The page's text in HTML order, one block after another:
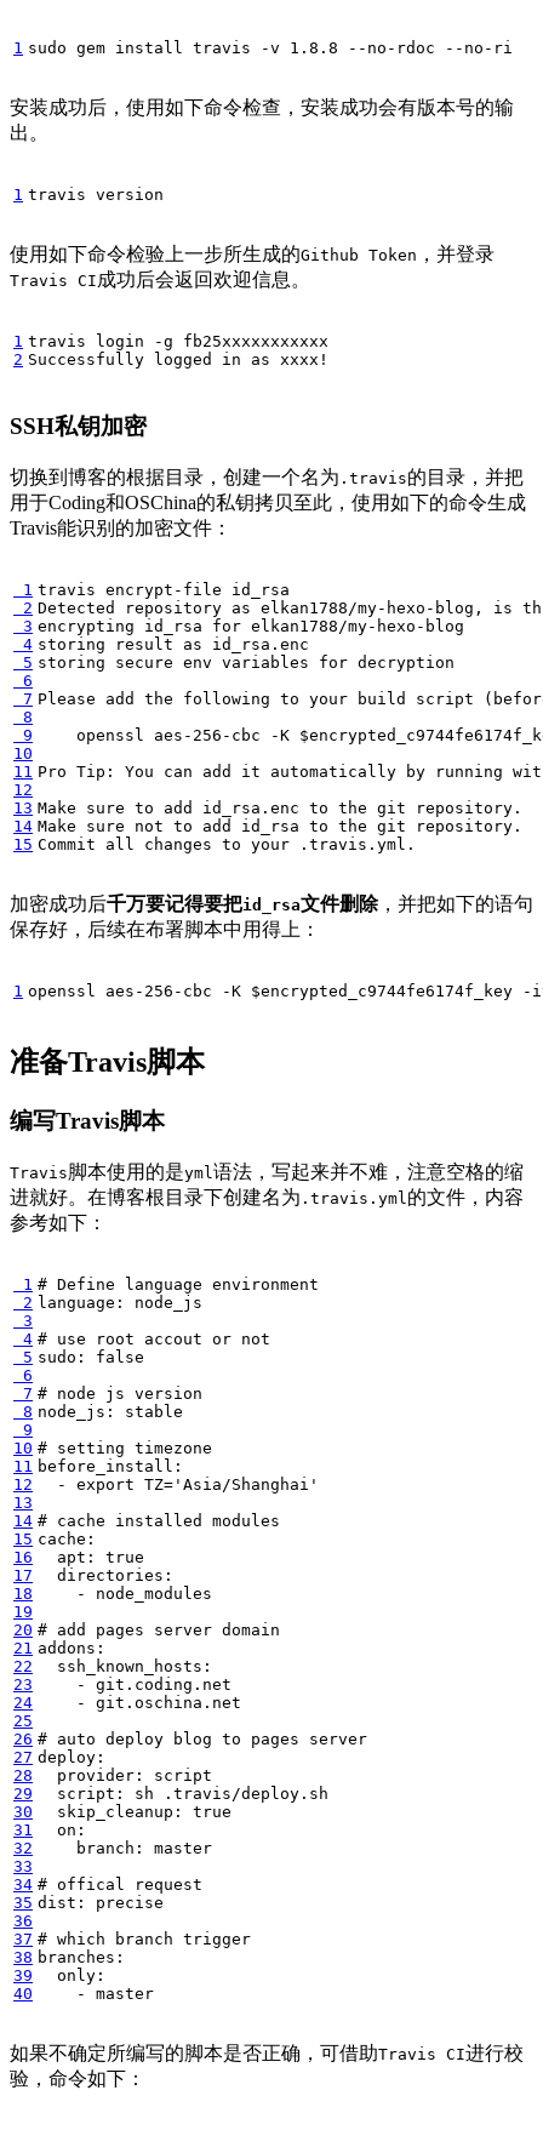
1 sudo gem install travis -v 1.8.8 --no-rdoc --no-ri
安装成功后，使用如下命令检查，安装成功会有版本号的输
出。
1 travis version
使用如下命令检验上一步所生成的Github Token ，并登录
Travis CI 成功后会返回欢迎信息。
1
2 Successfully logged in as xxxx!
SSH私钥加密
切换到博客的根据目录，创建一个名为 .travis的目录，并把
用于Coding和OSChina的私钥拷贝至此，使用如下的命令生成
Travis能识别的加密文件：
1
2
3
4
5
6
7
8
9
10
11
12
13
14
15
Detected repository as elkan1788/my-hexo-blog, is
encrypting id_rsa for
storing secure env variables for
Please add the following to your build script
(
    openssl aes-256-cbc -K
Commit all changes to your .travis.yml.
加密成功后千万要记得要把id_rsa文件删除，并把如下的语句
保存好，后续在布署脚本中用得上：
1 openssl aes-256-cbc -K $encrypted_c9744fe6174f_key -
准备Travis脚本
编写Travis脚本
Travis脚本使用的是yml语法，写起来并不难，注意空格的缩
进就好。在博客根目录下创建名为 .travis.yml的文件，内容
参考如下：
1
2
3
4
5
6
7
8
9
10
11
12
13
14
15
16
17
18
19
20
21
22
23
24
25
26
27
28
29
30
31
32
33
34
35
36
37
38
39
40
# Define language environment
# use root accout or not
sudo: false
# node js version
# setting timezone
  -
export TZ= 'Asia/Shanghai'
# cache installed modules
  apt:
true
# add pages server domain
# auto deploy blog to pages server
  skip_cleanup:
true
# offical request
# which branch trigger
    - master
如果不确定所编写的脚本是否正确，可借助Travis CI进行校
验，命令如下：